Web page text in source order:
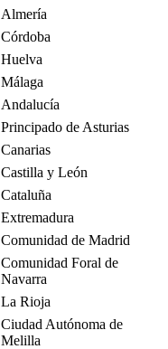
Almería
Córdoba
Huelva
Málaga
Andalucía
Principado de Asturias
Canarias
Castilla y León
Cataluña
Extremadura
Comunidad de Madrid
Comunidad Foral de
Navarra
La Rioja
Ciudad Autónoma de
Melilla